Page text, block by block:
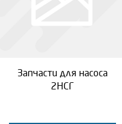
Запчасти для насоса
2НСГ
Отмена